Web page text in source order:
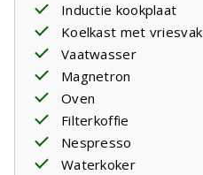
Inductie kookplaat
Koelkast met vriesvak
Vaatwasser
Magnetron
Oven
Filterkoffie
Nespresso
Waterkoker